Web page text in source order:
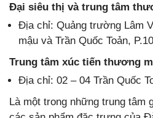
Đại siêu thị và trung tâm
Địa chỉ: Quảng trường Lâm
mậu và Trần Quốc Toản,
Trung tâm xúc tiến thương
Địa chỉ: 02 – 04 Trần Quốc
Là một trong những trung tâm